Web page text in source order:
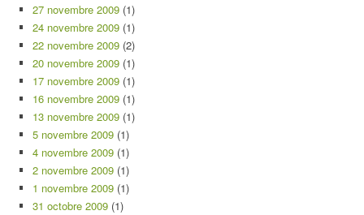
27 novembre 2009 (1)
24 novembre 2009 (1)
22 novembre 2009 (2)
20 novembre 2009 (1)
17 novembre 2009 (1)
16 novembre 2009 (1)
13 novembre 2009 (1)
5 novembre 2009 (1)
4 novembre 2009 (1)
2 novembre 2009 (1)
1 novembre 2009 (1)
31 octobre 2009 (1)